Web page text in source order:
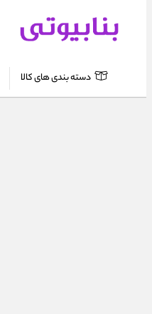
دسته بندی های کالا